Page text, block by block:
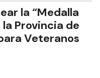
la “Medalla
Provincia de
Veteranos